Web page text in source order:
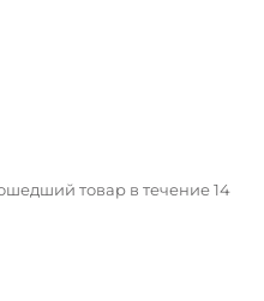
товар в течение 14